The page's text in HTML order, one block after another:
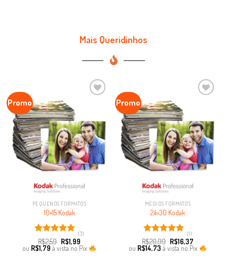
Mais Queridinhos
Promo
PEQUENOS FORMATOS
10×15 Kodak
Avaliação
5.00de 5
(3)
R$2,59 R$1,99
ou R$1,79 à vista no Pix
Promo
MÉDIOS FORMATOS
24×30 Kodak
Avaliação
5.00de 5
(1)
R$20,99 R$16,37
ou R$14,73 à vista no Pix